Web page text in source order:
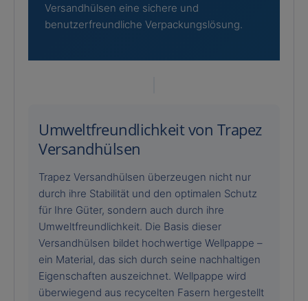
Versandhülsen eine sichere und
benutzerfreundliche Verpackungslösung.
Umweltfreundlichkeit von Trapez
Versandhülsen
Trapez Versandhülsen überzeugen nicht nur
durch ihre Stabilität und den optimalen Schutz
für Ihre Güter, sondern auch durch ihre
Umweltfreundlichkeit. Die Basis dieser
Versandhülsen bildet hochwertige Wellpappe –
ein Material, das sich durch seine nachhaltigen
Eigenschaften auszeichnet. Wellpappe wird
überwiegend aus recycelten Fasern hergestellt